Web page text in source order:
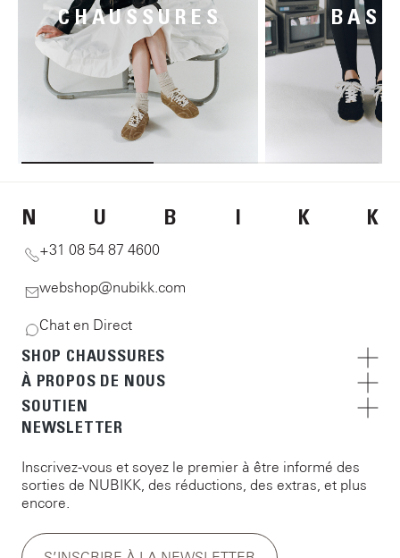
CHAUSSURES
N U B I K K
+31 08 54 87 4600
webshop@nubikk.com
Chat en Direct
SHOP CHAUSSURES
À PROPOS DE NOUS
SOUTIEN
NEWSLETTER
Inscrivez-vous et soyez le premier à être informé des
sorties de NUBIKK, des réductions, des extras, et plus
encore.